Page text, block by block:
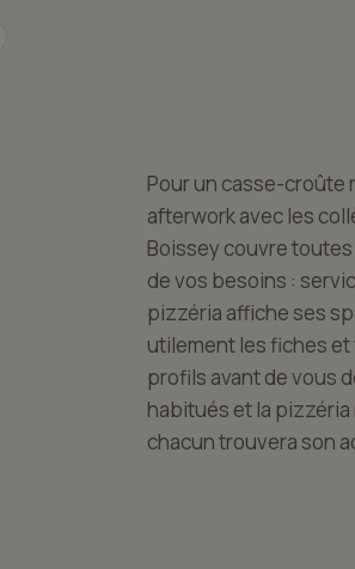
Pour un casse-croûte
afterwork avec les
Boissey couvre
de vos besoins :
pizzéria affiche ses
utilement les fiches
profils avant de vous
habitués et la
chacun trouvera son